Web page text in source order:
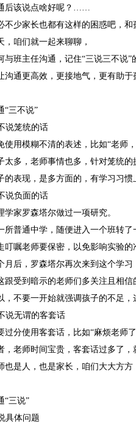
后该说点啥好呢？……
不少家长也都有这样的困惑吧，
，咱们就一起来聊聊，
与班主任沟通，记住“三说三不说”
沟通更高效，更接地气，更有助于
“三不说”
说笼统的话
使用模糊不清的表述，比如“老师
太多，老师事情也多，针对笼统的
的表现，是多方面的，有学习习
说负面的话
学家罗森塔尔做过一项研究。
所普通中学，随便进入一个班转
叮嘱老师要保密，以免影响实验的
月后，罗森塔尔再次来到这个学
跟受到暗示的老师们多关注且相信
，不要一开始就强调孩子的不足
说无谓的客套话
过分使用客套话，比如“麻烦老师
，老师时间宝贵，客套话过多了
也是人，也是家长，咱们大大方方
“三说”
具体问题